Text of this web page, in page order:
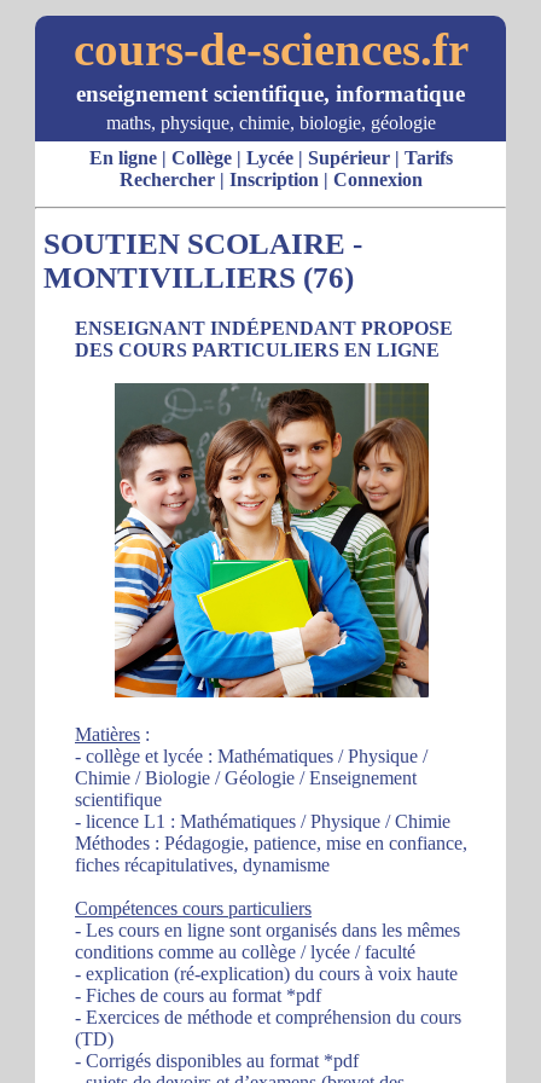
cours-de-sciences.fr
enseignement scientifique, informatique
maths, physique, chimie, biologie, géologie
En ligne| Collège| Lycée| Supérieur| Tarifs
Rechercher| Inscription | Connexion
SOUTIEN SCOLAIRE -
MONTIVILLIERS (76)
ENSEIGNANT INDÉPENDANT PROPOSE
DES COURS PARTICULIERS EN LIGNE
Matières :
- collège et lycée : Mathématiques / Physique /
Chimie / Biologie / Géologie / Enseignement
scientifique
- licence L1 : Mathématiques / Physique / Chimie
Méthodes : Pédagogie, patience, mise en confiance,
fiches récapitulatives, dynamisme
Compétences cours particuliers
- Les cours en ligne sont organisés dans les mêmes
conditions comme au collège / lycée / faculté
- explication (ré-explication) du cours à voix haute
- Fiches de cours au format *pdf
- Exercices de méthode et compréhension du cours
(TD)
- Corrigés disponibles au format *pdf